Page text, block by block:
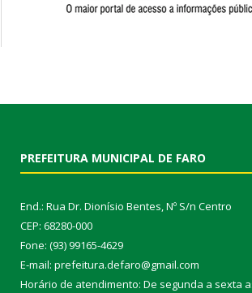
PREFEITURA MUNICIPAL DE FARO
End.: Rua Dr. Dionísio Bentes, Nº S/n Centro
CEP: 68280-000
Fone: (93) 99165-4629
E-mail: prefeitura.defaro@gmail.com
Horário de atendimento: De segunda a sexta